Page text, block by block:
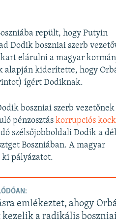
repült, hogy Putyin
Dodik boszniai szerb
elárulni a magyar
alapján kiderítette, hogy
ígért Dodiknak.
boszniai szerb vezetőnek
pénzosztáskorrupciós
szélsőjobboldali Dodik a
Boszniában. A magyar
ki pályázatot.
emlékeztet, ahogy
kezelik a radikális